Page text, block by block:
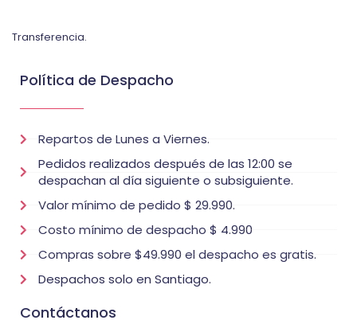
Transferencia.
Política de Despacho
Repartos de Lunes a Viernes.
Pedidos realizados después de las 12:00 se
despachan al día siguiente o subsiguiente.
Valor mínimo de pedido $ 29.990.
Costo mínimo de despacho $ 4.990
Compras sobre $49.990 el despacho es gratis.
Despachos solo en Santiago.
Contáctanos